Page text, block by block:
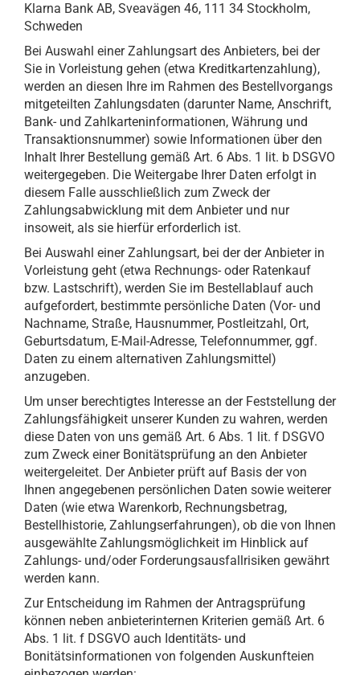
Klarna Bank AB, Sveavägen 46, 111 34 Stockholm,
Schweden
Bei Auswahl einer Zahlungsart des Anbieters, bei der
Sie in Vorleistung gehen (etwa Kreditkartenzahlung),
werden an diesen Ihre im Rahmen des Bestellvorgangs
mitgeteilten Zahlungsdaten (darunter Name, Anschrift,
Bank- und Zahlkarteninformationen, Währung und
Transaktionsnummer) sowie Informationen über den
Inhalt Ihrer Bestellung gemäß Art. 6 Abs. 1 lit. b DSGVO
weitergegeben. Die Weitergabe Ihrer Daten erfolgt in
diesem Falle ausschließlich zum Zweck der
Zahlungsabwicklung mit dem Anbieter und nur
insoweit, als sie hierfür erforderlich ist.
Bei Auswahl einer Zahlungsart, bei der der Anbieter in
Vorleistung geht (etwa Rechnungs- oder Ratenkauf
bzw. Lastschrift), werden Sie im Bestellablauf auch
aufgefordert, bestimmte persönliche Daten (Vor- und
Nachname, Straße, Hausnummer, Postleitzahl, Ort,
Geburtsdatum, E-Mail-Adresse, Telefonnummer, ggf.
Daten zu einem alternativen Zahlungsmittel)
anzugeben.
Um unser berechtigtes Interesse an der Feststellung der
Zahlungsfähigkeit unserer Kunden zu wahren, werden
diese Daten von uns gemäß Art. 6 Abs. 1 lit. f DSGVO
zum Zweck einer Bonitätsprüfung an den Anbieter
weitergeleitet. Der Anbieter prüft auf Basis der von
Ihnen angegebenen persönlichen Daten sowie weiterer
Daten (wie etwa Warenkorb, Rechnungsbetrag,
Bestellhistorie, Zahlungserfahrungen), ob die von Ihnen
ausgewählte Zahlungsmöglichkeit im Hinblick auf
Zahlungs- und/oder Forderungsausfallrisiken gewährt
werden kann.
Zur Entscheidung im Rahmen der Antragsprüfung
können neben anbieterinternen Kriterien gemäß Art. 6
Abs. 1 lit. f DSGVO auch Identitäts- und
Bonitätsinformationen von folgenden Auskunfteien